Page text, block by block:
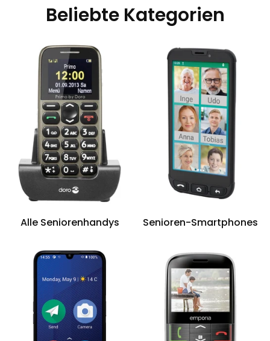
Beliebte Kategorien
Alle Seniorenhandys Senioren-Smartphones